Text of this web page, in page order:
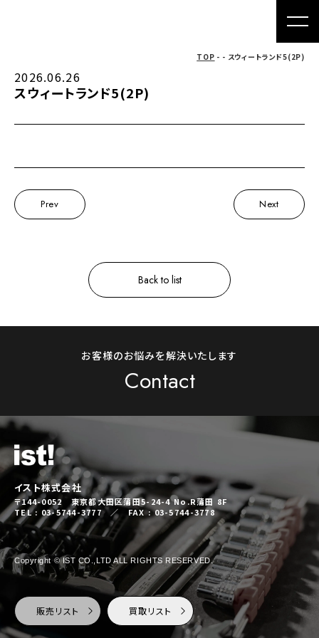
TOP - - スウィートランド5(2P)
2026.06.26
スウィートランド5(2P)
Prev Next
Back to list
お客様のお悩みを解決いたします
Contact
イスト株式会社
〒144-0052 東京都大田区蒲田5-24-4 No.R蒲田 8F
TEL : 03-5744-3777 ／ FAX : 03-5744-3778
Copyright © IST CO.,LTD ALL RIGHTS RESERVED.
販売リスト 買取リスト